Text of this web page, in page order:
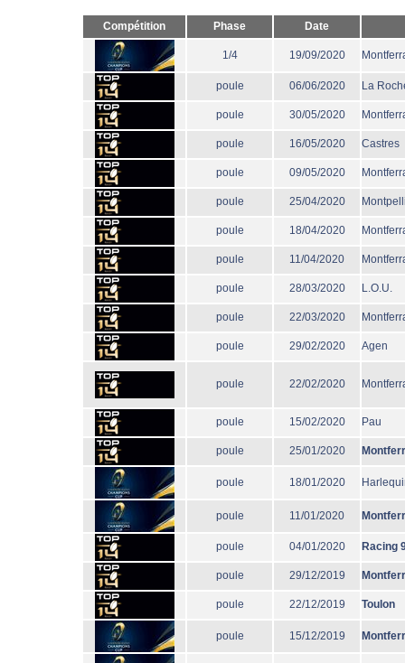
Compétition Phase Date
1/4 19/09/2020
poule 06/06/2020 La
poule 30/05/2020
poule 16/05/2020 Castres
poule 09/05/2020
poule 25/04/2020
poule 18/04/2020
poule 11/04/2020
poule 28/03/2020 L.O.U.
poule 22/03/2020
poule 29/02/2020 Agen
poule 22/02/2020
poule 15/02/2020 Pau
poule 25/01/2020
poule 18/01/2020
poule 11/01/2020
poule 04/01/2020 Racing
poule 29/12/2019
poule 22/12/2019 Toulon
poule 15/12/2019